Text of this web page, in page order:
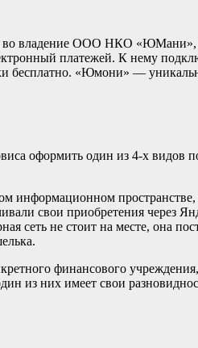
во владение ООО НКО
платежей. К нему
бесплатно. «Юмони» —
оформить один из 4-х
информационном
свои приобретения через
не стоит на месте, она
финансового
из них имеет свои